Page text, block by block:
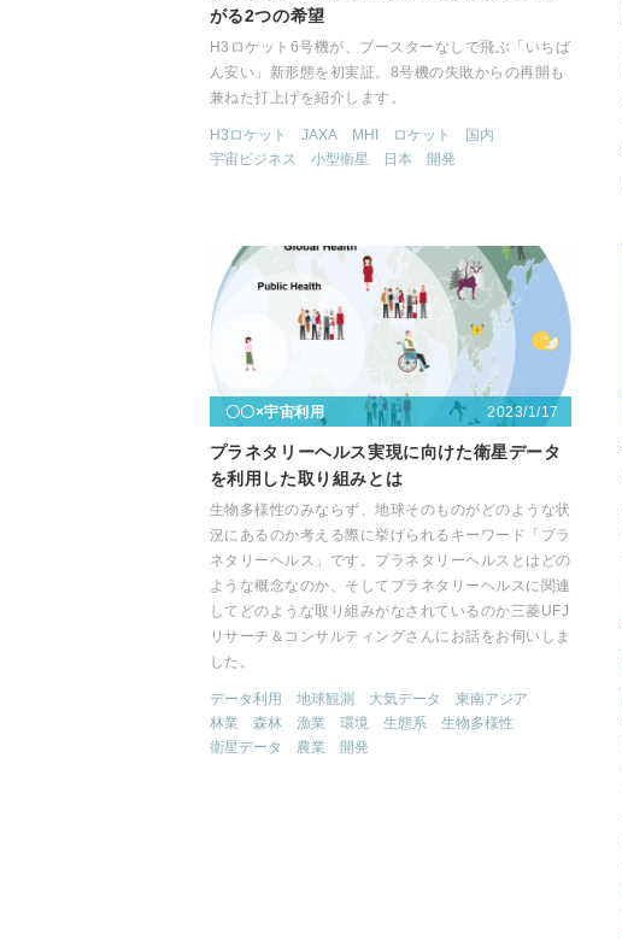
がる2つの希望
H3ロケット6号機が、ブースターなしで飛ぶ「いちば
ん安い」新形態を初実証。8号機の失敗からの再開も
兼ねた打上げを紹介します。
H3ロケット JAXA MHI ロケット
国内
宇宙ビジネス
小型衛星 日本 開発
〇〇×宇宙利用 2023/1/17
プラネタリーヘルス実現に向けた衛星データ
を利用した取り組みとは
生物多様性のみならず、地球そのものがどのような状
況にあるのか考える際に挙げられるキーワード「プラ
ネタリーヘルス」です。プラネタリーヘルスとはどの
ような概念なのか、そしてプラネタリーヘルスに関連
してどのような取り組みがなされているのか三菱UFJ
リサーチ＆コンサルティングさんにお話をお伺いしま
した。
データ利用 地球観測 大気データ
東南アジア
林業
森林 漁業 環境 生態系
生物多様性
衛星データ
農業 開発